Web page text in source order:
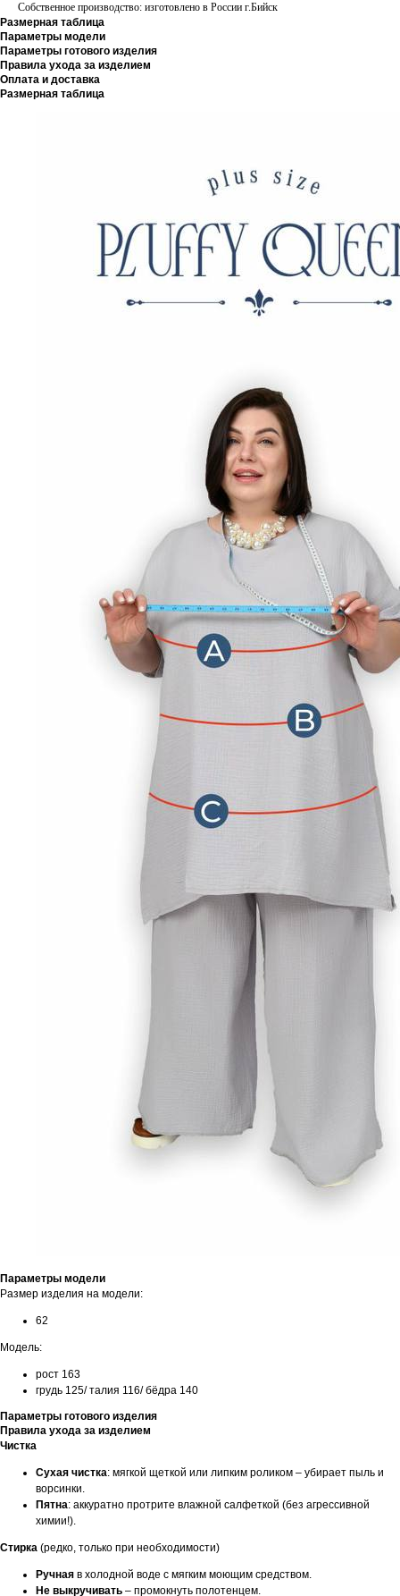
Собственное производство: изготовлено в России г.Бийск
Размерная таблица
Параметры модели
Параметры готового изделия
Правила ухода за изделием
Оплата и доставка
Размерная таблица
Параметры модели
Размер изделия на модели:
62
Модель:
рост 163
грудь 125/ талия 116/ бёдра 140
Параметры готового изделия
Правила ухода за изделием
Чистка
Сухая чистка: мягкой щеткой или липким роликом – убирает пыль и
ворсинки.
Пятна: аккуратно протрите влажной салфеткой (без агрессивной
химии!).
Стирка (редко, только при необходимости)
Ручная в холодной воде с мягким моющим средством.
Не выкручивать – промокнуть полотенцем.